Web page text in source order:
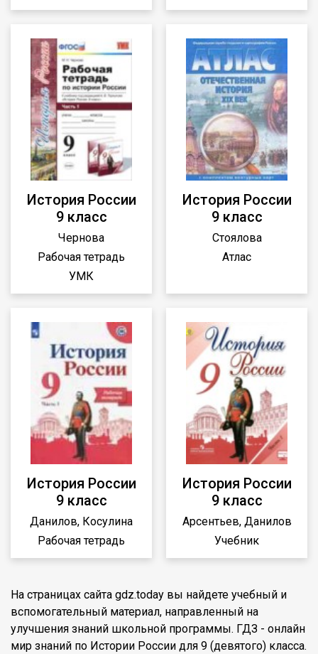
История России
9 класс
Чернова
Рабочая тетрадь
УМК
История России
9 класс
Стоялова
Атлас
История России
9 класс
Данилов, Косулина
Рабочая тетрадь
История России
9 класс
Арсентьев, Данилов
Учебник
На страницах сайта gdz.today вы найдете учебный и
вспомогательный материал, направленный на
улучшения знаний школьной программы. ГДЗ - онлайн
мир знаний по Истории России для 9 (девятого) класса.